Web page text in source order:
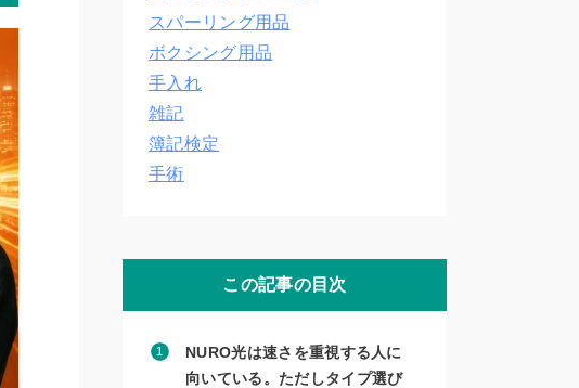
スパーリング用品
ボクシング用品
手入れ
雑記
簿記検定
手術
この記事の目次
NURO光は速さを重視する人に
向いている。ただしタイプ選び